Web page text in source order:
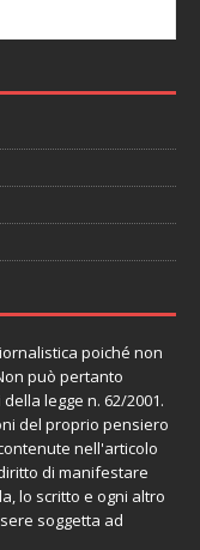
poiché non
può pertanto
legge n. 62/2001.
del proprio pensiero
nell'articolo
di manifestare
lo scritto e ogni altro
soggetta ad